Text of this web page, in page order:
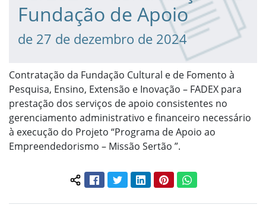
Fundação de Apoio
de 27 de dezembro de 2024
Contratação da Fundação Cultural e de Fomento à
Pesquisa, Ensino, Extensão e Inovação – FADEX para
prestação dos serviços de apoio consistentes no
gerenciamento administrativo e financeiro necessário
à execução do Projeto “Programa de Apoio ao
Empreendedorismo – Missão Sertão ”.
Compartilhar conteúdo:
FacebookTwitterLinkedInPinterestWhatsApp